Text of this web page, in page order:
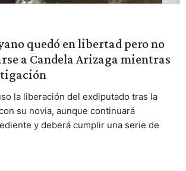
quedó en libertad pero no
a Candela Arizaga mientras
la liberación del exdiputado tras la
su novia, aunque continuará
y deberá cumplir una serie de